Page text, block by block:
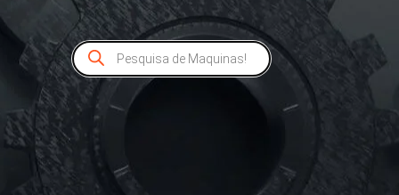
Pesquisar
produtos